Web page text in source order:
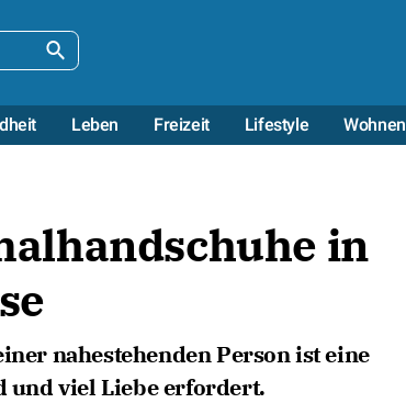
Leben Freizeit Lifestyle Wohnen
in
nahestehenden Person ist eine
und viel Liebe erfordert.